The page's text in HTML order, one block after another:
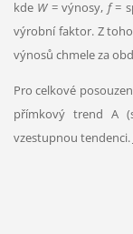
kde W= výnosy, f=
výrobní faktor. Z
výnosů chmele za
Pro celkové
přímkový trend A
vzestupnou tendenci.